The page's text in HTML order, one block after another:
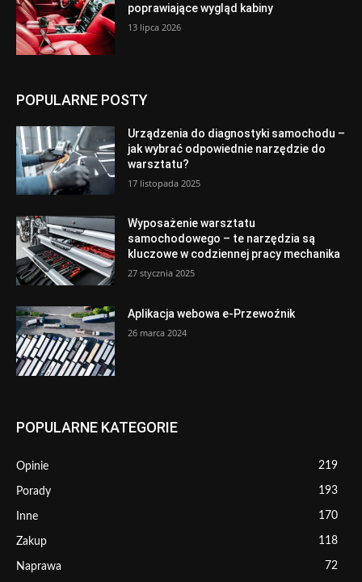
poprawiające wygląd kabiny
13 lipca 2026
POPULARNE POSTY
Urządzenia do diagnostyki samochodu –
jak wybrać odpowiednie narzędzie do
warsztatu?
17 listopada 2025
Wyposażenie warsztatu
samochodowego – te narzędzia są
kluczowe w codziennej pracy mechanika
27 stycznia 2025
Aplikacja webowa e-Przewoźnik
26 marca 2024
POPULARNE KATEGORIE
Opinie 219
Porady 193
Inne 170
Zakup 118
Naprawa 72